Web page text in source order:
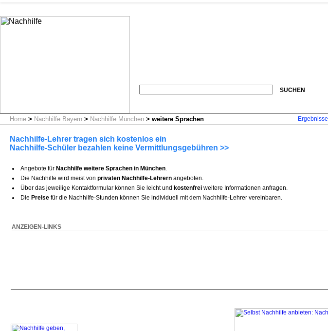
SUCHEN
Home > Nachhilfe Bayern > Nachhilfe München > weitere Sprachen Ergebnisse
Nachhilfe-Lehrer tragen sich kostenlos ein
Nachhilfe-Schüler bezahlen keine Vermittlungsgebühren >>
Angebote für Nachhilfe weitere Sprachen in München.
Die Nachhilfe wird meist von privaten Nachhilfe-Lehrern angeboten.
Über das jeweilige Kontaktformular können Sie leicht und kostenfrei weitere Informationen anfragen.
Die Preise für die Nachhilfe-Stunden können Sie individuell mit dem Nachhilfe-Lehrer vereinbaren.
ANZEIGEN-LINKS